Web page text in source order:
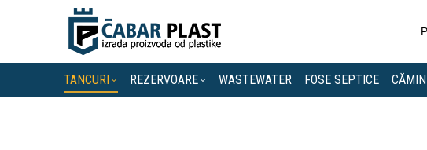
TANCURI REZERVOARE WASTEWATER FOSE SEPTICE